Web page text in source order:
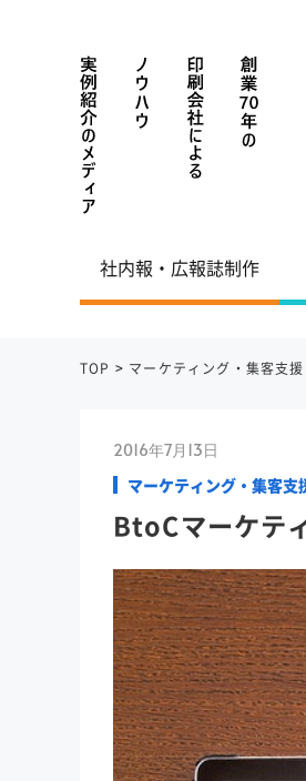
社内報・広報誌制作
TOP > マーケティング・集客支援
2016年7月13日
マーケティング・集客支
BtoCマーケテ